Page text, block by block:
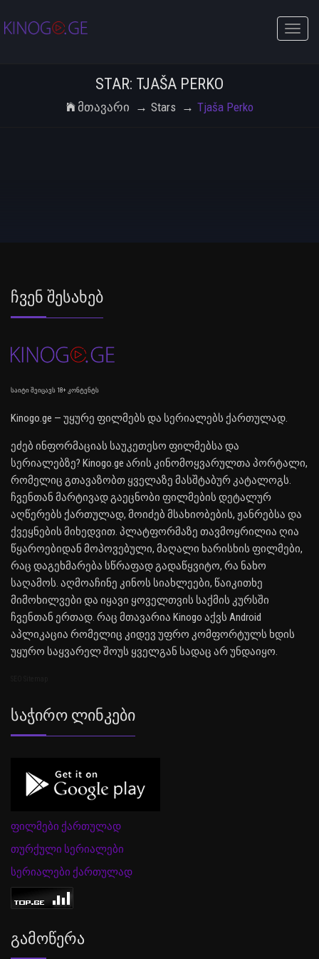
Toggle
STAR: TJAŠA PERKO
Მთავარი Stars Tjaša Perko
Ჩვენ Შესახებ
საიტი შეიცავს 18+ კონტენტს
Kinogo.ge — უყურე ფილმებს და სერიალებს ქართულად.
ეძებ ინფორმაციას საუკეთესო ფილმებსა და
სერიალებზე? Kinogo.ge არის კინომოყვარულთა პორტალი,
რომელიც გთავაზობთ ყველაზე მასშტაბურ კატალოგს.
ჩვენთან მარტივად გაეცნობი ფილმების დეტალურ
აღწერებს ქართულად, მოიძებ მსახიობების, ჟანრებსა და
ქვეყნების მიხედვით. პლატფორმაზე თავმოყრილია ღია
წყაროებიდან მოპოვებული, მაღალი ხარისხის ფილმები,
რაც დაგეხმარება სწრაფად გადაწყვიტო, რა ნახო
საღამოს. აღმოაჩინე კინოს სიახლეები, წაიკითხე
მიმოხილვები და იყავი ყოველთვის საქმის კურსში
ჩვენთან ერთად. რაც მთავარია Kinogo აქვს Android
აპლიკაცია რომელიც კიდევ უფრო კომფორტულს ხდის
უყურო საყვარელ შოუს ყველგან სადაც არ უნდაიყო.
Საჭირო Ლინკები
ფილმები ქართულად
თურქული სერიალები
სერიალები ქართულად
Გამოწერა